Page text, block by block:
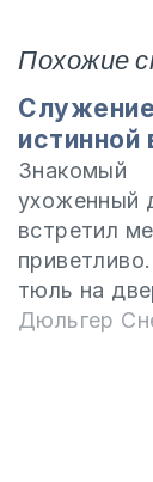
Похожие
Служение
истинной
Знакомый
ухоженный
встретил
тюль на
весело
Дюльгер